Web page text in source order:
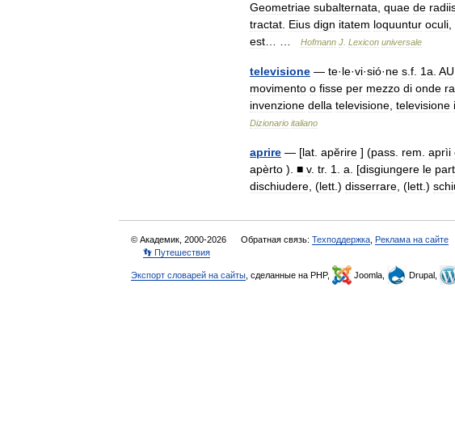
Geometriae subalternata quae de
tractat Eius dign itatem loquuntur oculi
est
Hofmann J Lexicon universale
televisione — te·le·vi·sió·ne s f 1a AU
movimento o fisse per mezzo di onde
invenzione della televisione televisione
Dizionario italiano
aprire — [lat apĕrire ] (pass rem aprìi
apèrto ). ■ v. tr. 1 a . [disgiungere le
dischiudere , (lett .) disserrare , (lett .)
© Академик, 2000-2026 Обратная связь: Техподдержка Реклама на сайте
👣 Путешествия
Экспорт словарей на сайты , сделанные на PHP, Joomla, Drupal,